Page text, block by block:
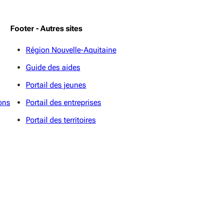
Footer - Autres sites
Région Nouvelle-Aquitaine
Guide des aides
Portail des jeunes
Portail des entreprises
Portail des territoires